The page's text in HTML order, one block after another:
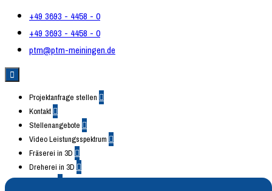
+49 3693 - 4458 - 0
+49 3693 - 4458 - 0
ptm@ptm-meiningen.de

Projektanfrage stellen
Kontakt
Stellenangebote
Video Leistungsspektrum
Fräserei in 3D
Dreherei in 3D
YouTube